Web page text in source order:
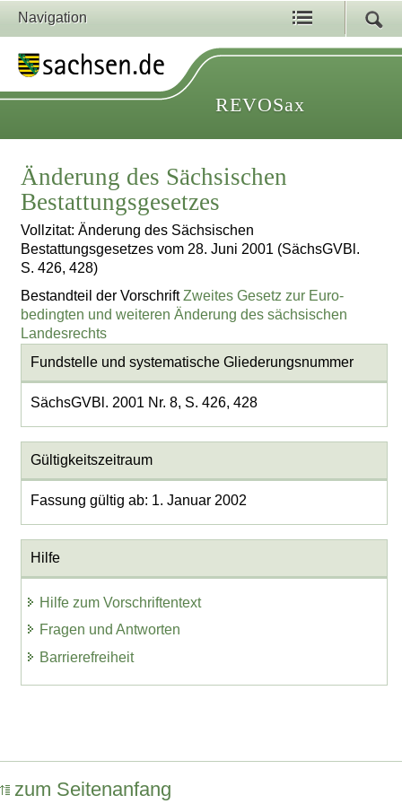
Navigation
REVOSax
Änderung des Sächsischen
Bestattungsgesetzes
Vollzitat: Änderung des Sächsischen
Bestattungsgesetzes vom 28. Juni 2001 (SächsGVBl.
S. 426, 428)
Bestandteil der VorschriftZweites Gesetz zur Euro-
bedingten und weiteren Änderung des sächsischen
Landesrechts
Fundstelle und systematische Gliederungsnummer
SächsGVBl. 2001 Nr. 8, S. 426, 428
Gültigkeitszeitraum
Fassung gültig ab: 1. Januar 2002
Hilfe
Hilfe zum Vorschriftentext
Fragen und Antworten
Barrierefreiheit
zum Seitenanfang